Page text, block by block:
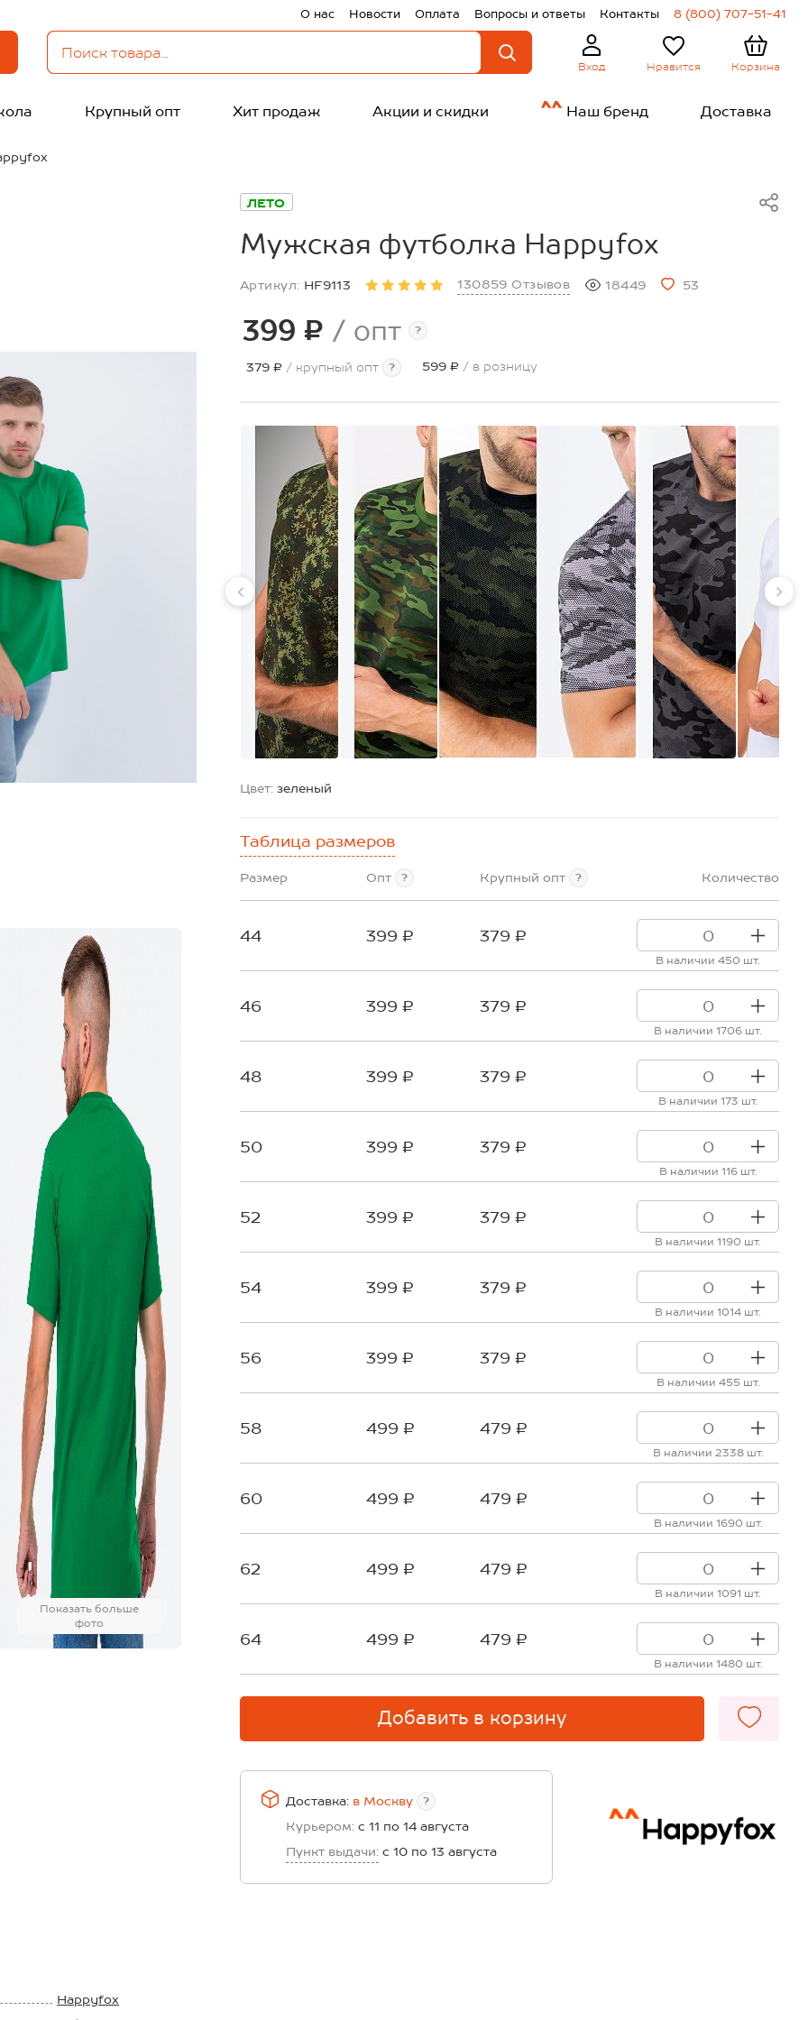
О нас Новости Оплата Вопросы и ответы Контакты 8 (800) 707-51-41
Вход Нравится Корзина
Крупный опт Хит продаж Акции и скидки Наш бренд Доставка
Показать больше
фото
ЛЕТО
Мужская футболка Happyfox
Артикул: HF9113 130859 Отзывов 18449 53
399 ₽ / опт ?
379 ₽ / крупный опт ? 599 ₽ / в розницу
Цвет: зеленый
Таблица размеров
Размер Опт ? Крупный опт ? Количество
44 399 ₽ 379 ₽
В наличии 450 шт.
46 399 ₽ 379 ₽
В наличии 1706 шт.
48 399 ₽ 379 ₽
В наличии 173 шт.
50 399 ₽ 379 ₽
В наличии 116 шт.
52 399 ₽ 379 ₽
В наличии 1190 шт.
54 399 ₽ 379 ₽
В наличии 1014 шт.
56 399 ₽ 379 ₽
В наличии 455 шт.
58 499 ₽ 479 ₽
В наличии 2338 шт.
60 499 ₽ 479 ₽
В наличии 1690 шт.
62 499 ₽ 479 ₽
В наличии 1091 шт.
64 499 ₽ 479 ₽
В наличии 1480 шт.
Добавить в корзину
Доставка: в Москву ?
Курьером: с 11 по 14 августа
Пункт выдачи: с 10 по 13 августа
Happyfox